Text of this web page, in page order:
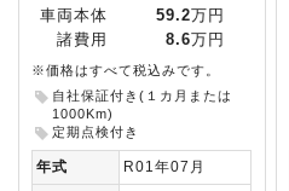
車両本体 59.2 万円
諸費用
8.6 万円
※価格はすべて税込みです。
自社保証付き(１カ月または
1000Km)
定期点検付き
年式
R01年07月